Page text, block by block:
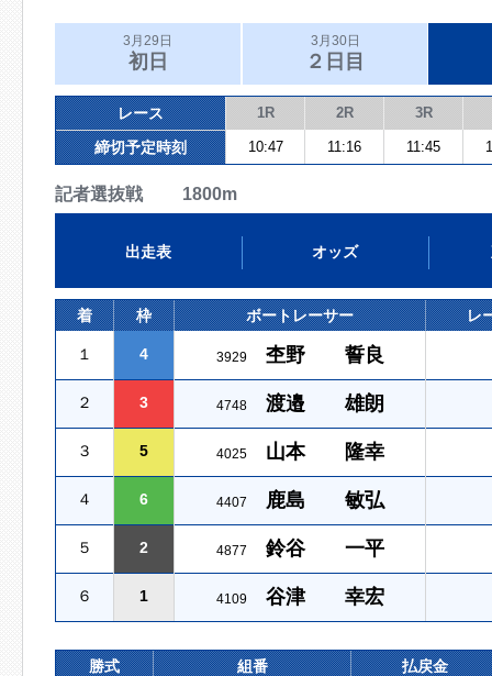
3月29日
初日
3月30日
２日目
レース 1R 2R 3R
締切予定時刻 10:47 11:16 11:45
記者選抜戦 1800m
出走表 オッズ
着 枠 ボートレーサー レ
１ 4 3929 杢野 誓良
２ 3 4748 渡邉 雄朗
３ 5 4025 山本 隆幸
４ 6 4407 鹿島 敏弘
５ 2 4877 鈴谷 一平
６ 1 4109 谷津 幸宏
勝式 組番 払戻金